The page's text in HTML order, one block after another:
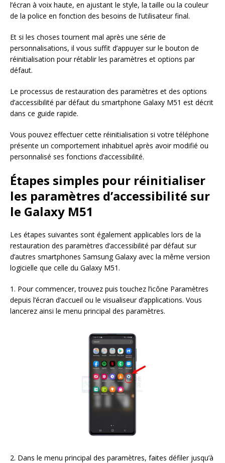
l’écran à voix haute, en ajustant le style, la taille ou la couleur
de la police en fonction des besoins de l’utilisateur final.
Et si les choses tournent mal après une série de
personnalisations, il vous suffit d’appuyer sur le bouton de
réinitialisation pour rétablir les paramètres et options par
défaut.
Le processus de restauration des paramètres et des options
d’accessibilité par défaut du smartphone Galaxy M51 est décrit
dans ce guide rapide.
Vous pouvez effectuer cette réinitialisation si votre téléphone
présente un comportement inhabituel après avoir modifié ou
personnalisé ses fonctions d’accessibilité.
Étapes simples pour réinitialiser
les paramètres d’accessibilité sur
le Galaxy M51
Les étapes suivantes sont également applicables lors de la
restauration des paramètres d’accessibilité par défaut sur
d’autres smartphones Samsung Galaxy avec la même version
logicielle que celle du Galaxy M51.
1. Pour commencer, trouvez puis touchez l’icône Paramètres
depuis l’écran d’accueil ou le visualiseur d’applications. Vous
lancerez ainsi le menu principal des paramètres.
2. Dans le menu principal des paramètres, faites défiler jusqu’à